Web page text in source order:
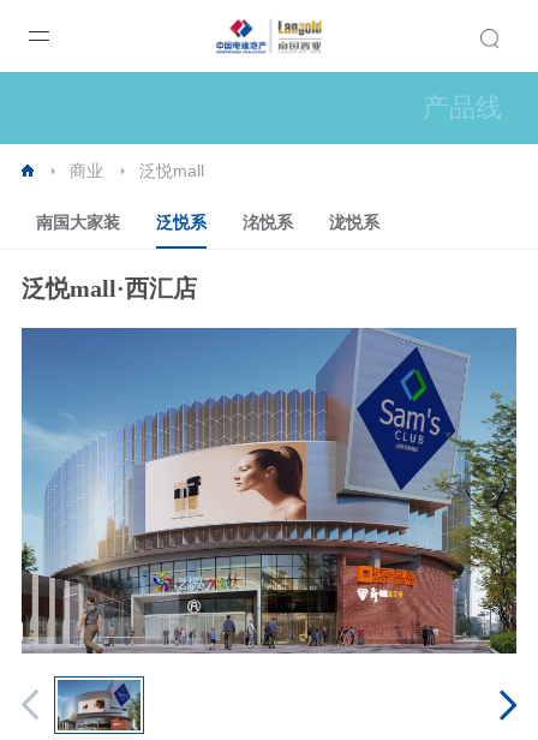
产品线
商业 泛悦mall
南国大家装 泛悦系 洺悦系 泷悦系
泛悦mall·西汇店